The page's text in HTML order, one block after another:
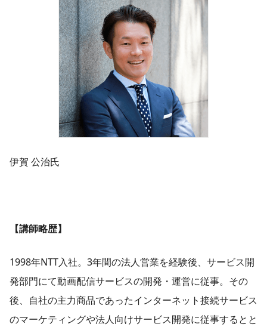
伊賀 公治氏
【講師略歴】
1998年NTT入社。3年間の法人営業を経験後、サービス開
発部門にて動画配信サービスの開発・運営に従事。その
後、自社の主力商品であったインターネット接続サービス
のマーケティングや法人向けサービス開発に従事するとと